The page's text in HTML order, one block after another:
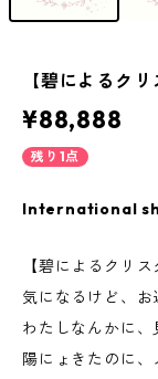
【碧によるク
¥88,888
残り1点
International
【碧によるクリス
気になるけど、お
わたしなんかに、
陽にょきたのに